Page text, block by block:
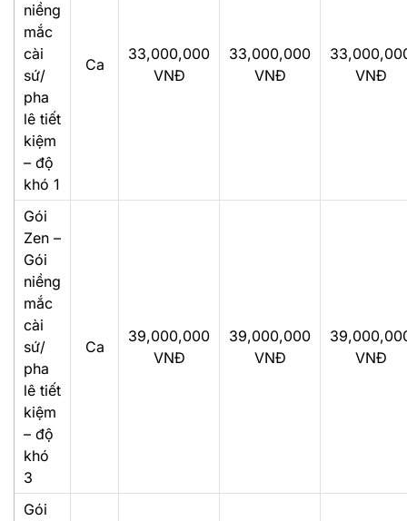
niềng
mắc
cài
sứ/
pha
lê tiết
kiệm
– độ
khó 1
Ca
33,000,000
VNĐ
33,000,000
VNĐ
VNĐ
Gói
Zen –
Gói
niềng
mắc
cài
sứ/
pha
lê tiết
kiệm
– độ
khó
3
Ca
39,000,000
VNĐ
39,000,000
VNĐ
VNĐ
Gói